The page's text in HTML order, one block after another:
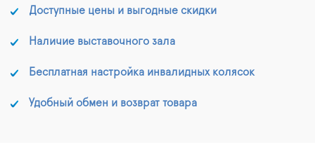
Доступные цены и выгодные скидки
Наличие выставочного зала
Бесплатная настройка инвалидных колясок
Удобный обмен и возврат товара